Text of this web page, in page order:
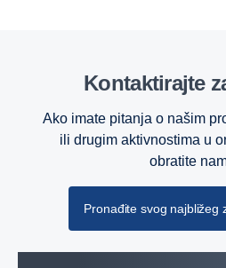
Kontaktirajte
Ako imate pitanja o našim
ili drugim aktivnostima u
obratite
Pronađite svog najbližeg